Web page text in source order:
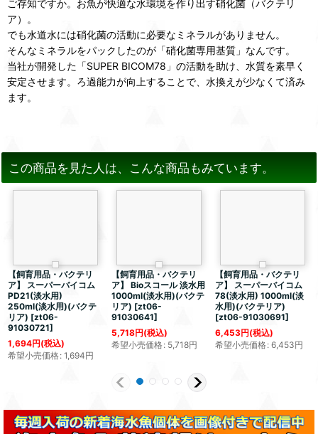
ご存知ですか。お魚が快適な水環境を作り出す硝化菌（バクテリ
ア）。
でも水道水には硝化菌の活動に必要なミネラルがありません。
そんなミネラルをパックしたのが「硝化菌専用基質」なんです。
当社が開発した「SUPER BICOM78」の活動を助け、水質を素早く
安定させます。ろ過能力が向上することで、水換えが少なくて済み
ます。
この商品を見た人は、こんな商品もみています。
【飼育用品・バクテリ
ア】 スーパーバイコム
PD21(淡水用)
250ml(淡水用)(バクテ
リア) [zt06-
91030721]
1,694円(税込)
希望小売価格: 1,694円
【飼育用品・バクテリ
ア】 Bioスコール 淡水用
1000ml(淡水用)(バクテ
リア) [zt06-
91030641]
5,718円(税込)
希望小売価格: 5,718円
【飼育用品・バクテリ
ア】 スーパーバイコム
78(淡水用) 1000ml(淡
水用)(バクテリア)
[zt06-91030691]
6,453円(税込)
希望小売価格: 6,453円